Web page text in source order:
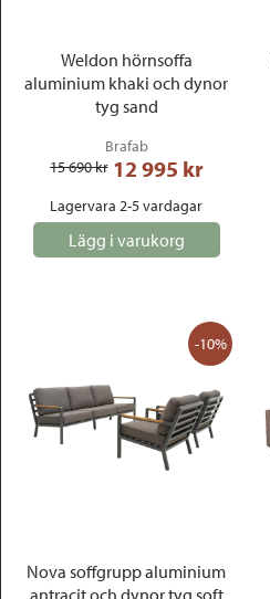
Weldon hörnsoffa
aluminium khaki och dynor
tyg sand
Brafab
15 690 kr 12 995 kr
Lagervara 2-5 vardagar
Lägg i varukorg
-10%
Nova soffgrupp aluminium
antracit och dynor tyg soft